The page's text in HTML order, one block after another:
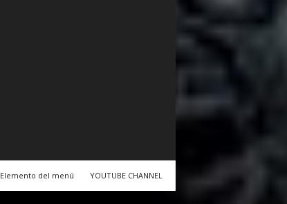
Elemento del menú YOUTUBE CHANNEL